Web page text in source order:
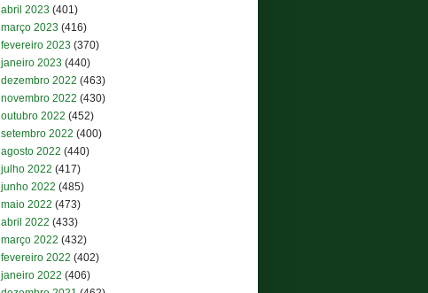
abril 2023 (401)
março 2023 (416)
fevereiro 2023 (370)
janeiro 2023 (440)
dezembro 2022 (463)
novembro 2022 (430)
outubro 2022 (452)
setembro 2022 (400)
agosto 2022 (440)
julho 2022 (417)
junho 2022 (485)
maio 2022 (473)
abril 2022 (433)
março 2022 (432)
fevereiro 2022 (402)
janeiro 2022 (406)